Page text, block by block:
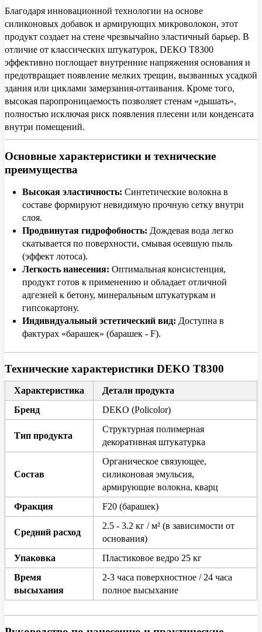
Благодаря инновационной технологии на основе
силиконовых добавок и армирующих микроволокон, этот
продукт создает на стене чрезвычайно эластичный барьер. В
отличие от классических штукатурок, DEKO T8300
эффективно поглощает внутренние напряжения основания и
предотвращает появление мелких трещин, вызванных усадкой
здания или циклами замерзания-оттаивания. Кроме того,
высокая паропроницаемость позволяет стенам «дышать»,
полностью исключая риск появления плесени или конденсата
внутри помещений.
Основные характеристики и технические
преимущества
Высокая эластичность: Синтетические волокна в
составе формируют невидимую прочную сетку внутри
слоя.
Продвинутая гидрофобность: Дождевая вода легко
скатывается по поверхности, смывая осевшую пыль
(эффект лотоса).
Легкость нанесения: Оптимальная консистенция,
продукт готов к применению и обладает отличной
адгезией к бетону, минеральным штукатуркам и
гипсокартону.
Индивидуальный эстетический вид: Доступна в
фактурах «барашек» (барашек - F).
Технические характеристики DEKO T8300
Характеристика
Детали продукта
Бренд
DEKO (Policolor)
Тип продукта
Структурная полимерная
декоративная штукатурка
Состав
Органическое связующее,
силиконовая эмульсия,
армирующие волокна, кварц
Фракция
F20 (барашек)
Средний расход
2.5 - 3.2 кг / м² (в зависимости от
основания)
Упаковка
Пластиковое ведро 25 кг
Время
высыхания
2-3 часа поверхностное / 24 часа
полное высыхание